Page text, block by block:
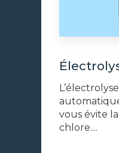
vous évite
chlore....